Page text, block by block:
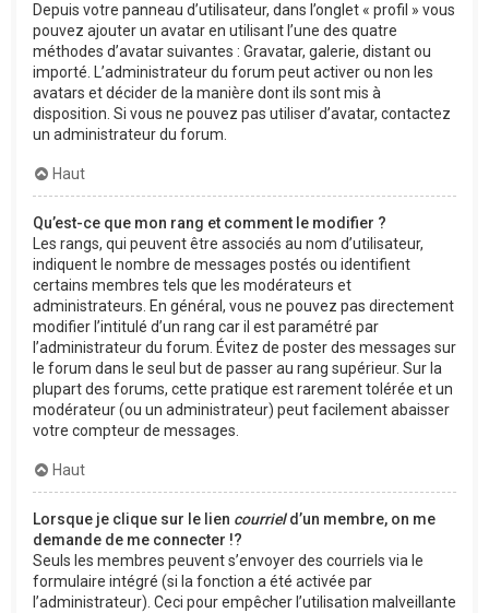
Depuis votre panneau d’utilisateur, dans l’onglet « profil » vous
pouvez ajouter un avatar en utilisant l’une des quatre
méthodes d’avatar suivantes : Gravatar, galerie, distant ou
importé. L’administrateur du forum peut activer ou non les
avatars et décider de la manière dont ils sont mis à
disposition. Si vous ne pouvez pas utiliser d’avatar, contactez
un administrateur du forum.
Haut
Qu’est-ce que mon rang et comment le modifier ?
Les rangs, qui peuvent être associés au nom d’utilisateur,
indiquent le nombre de messages postés ou identifient
certains membres tels que les modérateurs et
administrateurs. En général, vous ne pouvez pas directement
modifier l’intitulé d’un rang car il est paramétré par
l’administrateur du forum. Évitez de poster des messages sur
le forum dans le seul but de passer au rang supérieur. Sur la
plupart des forums, cette pratique est rarement tolérée et un
modérateur (ou un administrateur) peut facilement abaisser
votre compteur de messages.
Haut
Lorsque je clique sur le lien courrield’un membre, on me
demande de me connecter !?
Seuls les membres peuvent s’envoyer des courriels via le
formulaire intégré (si la fonction a été activée par
l’administrateur). Ceci pour empêcher l’utilisation malveillante